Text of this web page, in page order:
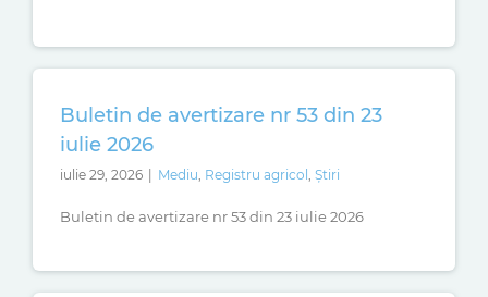
Buletin de avertizare nr 53 din 23
iulie 2026
iulie 29, 2026 | Mediu Registru agricol Știri
Buletin de avertizare nr 53 din 23 iulie 2026